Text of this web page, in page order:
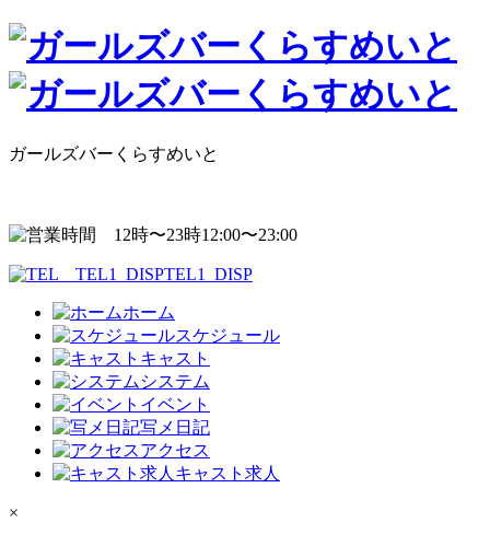
ガールズバーくらすめいと
12:00〜23:00
TEL1_DISP
ホーム
スケジュール
キャスト
システム
イベント
写メ日記
アクセス
キャスト求人
×